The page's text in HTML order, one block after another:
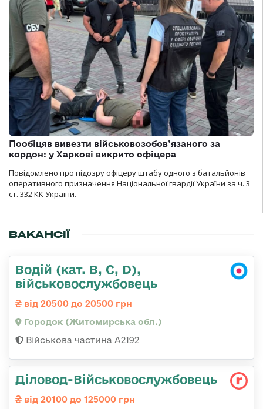
Пообіцяв вивезти військовозобов’язаного за
кордон: у Харкові викрито офіцера
Повідомлено про підозру офіцеру штабу одного з батальйонів
оперативного призначення Національної гвардії України за ч. 3
ст. 332 КК України.
ВАКАНСІЇ
Водій (кат. B, C, D),
військовослужбовець
від 20500 до 20500 грн
Городок (Житомирська обл.)
Військова частина А2192
Діловод-Військовослужбовець
від 20100 до 125000 грн